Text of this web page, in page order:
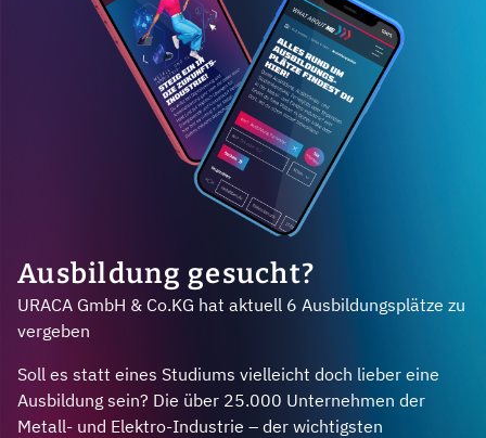
Ausbildung gesucht?
URACA GmbH & Co.KG hat aktuell 6 Ausbildungsplätze zu
vergeben
Soll es statt eines Studiums vielleicht doch lieber eine
Ausbildung sein? Die über 25.000 Unternehmen der
Metall- und Elektro-Industrie – der wichtigsten